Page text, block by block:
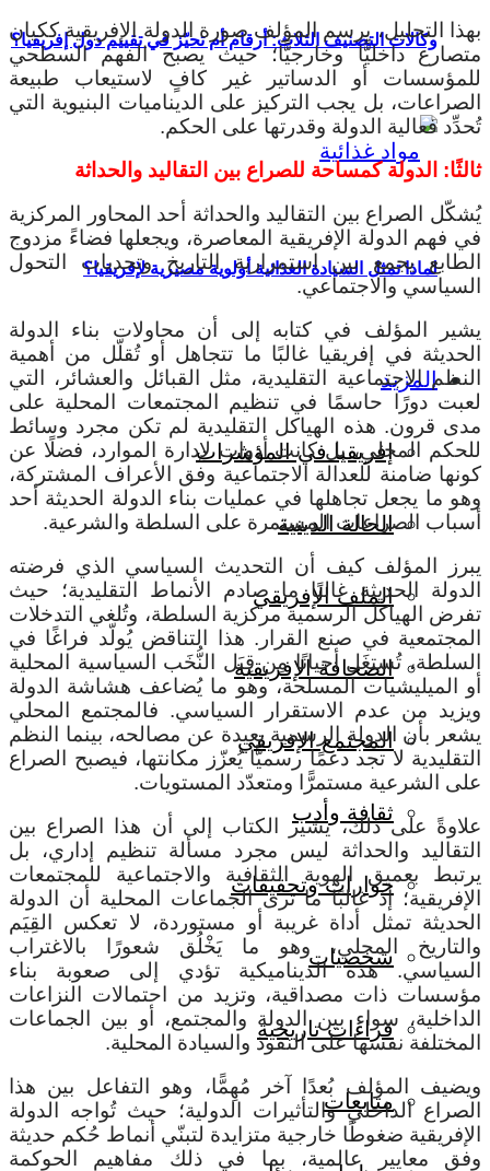
وكالات التصنيف الثلاث: أرقام أم تحيّز في تقييم دول إفريقيا؟
لماذا تمثل السيادة الغذائية أولوية مصيرية لإفريقيا؟
المزيد
إفريقيا في المؤشرات
الحالة الدينية
الملف الإفريقي
الصحافة الإفريقية
المجتمع الإفريقي
ثقافة وأدب
حوارات وتحقيقات
شخصيات
قراءات تاريخية
متابعات
بهذا التحليل، يرسم المؤلف صورة الدولة الإفريقية ككيان
متصارع داخليًّا وخارجيًّا؛ حيث يصبح الفهم السطحي
للمؤسسات أو الدساتير غير كافٍ لاستيعاب طبيعة
الصراعات، بل يجب التركيز على الديناميات البنيوية التي
تُحدِّد فعالية الدولة وقدرتها على الحكم.
ثالثًا: الدولة كمساحة للصراع بين التقاليد والحداثة
يُشكّل الصراع بين التقاليد والحداثة أحد المحاور المركزية
في فهم الدولة الإفريقية المعاصرة، ويجعلها فضاءً مزدوج
الطابع يجمع بين استمرارية التاريخ وتحديات التحول
السياسي والاجتماعي.
يشير المؤلف في كتابه إلى أن محاولات بناء الدولة
الحديثة في إفريقيا غالبًا ما تتجاهل أو تُقلّل من أهمية
النظم الاجتماعية التقليدية، مثل القبائل والعشائر، التي
لعبت دورًا حاسمًا في تنظيم المجتمعات المحلية على
مدى قرون. هذه الهياكل التقليدية لم تكن مجرد وسائط
للحكم المحلي، بل كانت أدوات لإدارة الموارد، فضلًا عن
كونها ضامنة للعدالة الاجتماعية وفق الأعراف المشتركة،
وهو ما يجعل تجاهلها في عمليات بناء الدولة الحديثة أحد
أسباب الصراعات المستمرة على السلطة والشرعية.
يبرز المؤلف كيف أن التحديث السياسي الذي فرضته
الدولة الحديثة غالبًا ما صادم الأنماط التقليدية؛ حيث
تفرض الهياكل الرسمية مركزية السلطة، وتُلغي التدخلات
المجتمعية في صنع القرار. هذا التناقض يُولّد فراغًا في
السلطة، تُستغَل أحيانًا مِن قِبَل النُّخَب السياسية المحلية
أو الميليشيات المسلحة، وهو ما يُضاعف هشاشة الدولة
ويزيد من عدم الاستقرار السياسي. فالمجتمع المحلي
يشعر بأن الدولة الرسمية بعيدة عن مصالحه، بينما النظم
التقليدية لا تجد دعمًا رسميًّا يُعزّز مكانتها، فيصبح الصراع
على الشرعية مستمرًّا ومتعدّد المستويات.
علاوةً على ذلك، يشير الكتاب إلى أن هذا الصراع بين
التقاليد والحداثة ليس مجرد مسألة تنظيم إداري، بل
يرتبط بعميق الهوية الثقافية والاجتماعية للمجتمعات
الإفريقية؛ إذ غالبًا ما ترى الجماعات المحلية أن الدولة
الحديثة تمثل أداة غريبة أو مستوردة، لا تعكس القِيَم
والتاريخ المحلي، وهو ما يَخْلُق شعورًا بالاغتراب
السياسي. هذه الديناميكية تؤدي إلى صعوبة بناء
مؤسسات ذات مصداقية، وتزيد من احتمالات النزاعات
الداخلية، سواء بين الدولة والمجتمع، أو بين الجماعات
المختلفة نفسها على النفوذ والسيادة المحلية.
ويضيف المؤلف بُعدًا آخر مُهِمًّا، وهو التفاعل بين هذا
الصراع الداخلي والتأثيرات الدولية؛ حيث تُواجه الدولة
الإفريقية ضغوطًا خارجية متزايدة لتبنّي أنماط حُكم حديثة
وفق معايير عالمية، بما في ذلك مفاهيم الحوكمة